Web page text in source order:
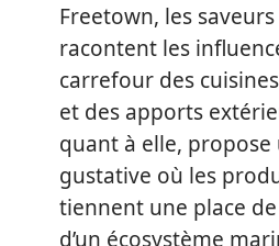
Freetown, les
racontent les
carrefour des
et des apports
quant à elle,
gustative où les
tiennent une place
d’un écosystème